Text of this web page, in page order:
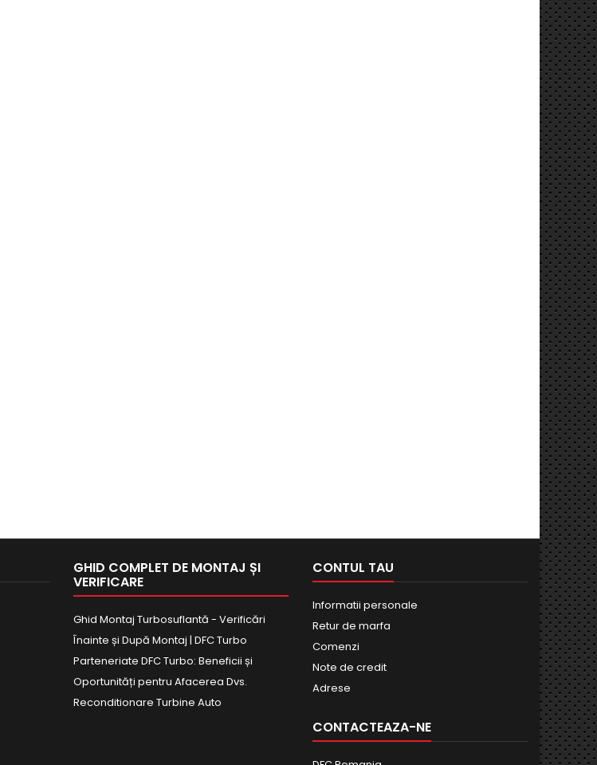
GHID COMPLET DE MONTAJ ȘI
VERIFICARE
Ghid Montaj Turbosuflantă - Verificări
Înainte și După Montaj | DFC Turbo
Parteneriate DFC Turbo: Beneficii și
Oportunități pentru Afacerea Dvs.
Reconditionare Turbine Auto
CONTUL TAU
Informatii personale
Retur de marfa
Comenzi
Note de credit
Adrese
CONTACTEAZA-NE